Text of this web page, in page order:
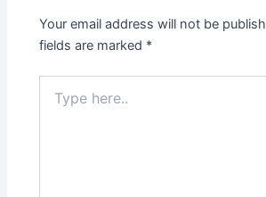
Your email address will not be
fields are marked *
here..